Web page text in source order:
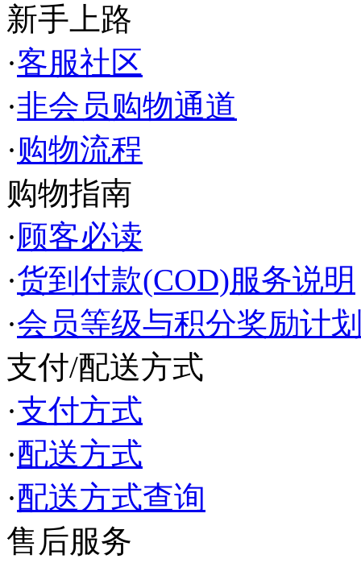
新手上路
·客服社区
·非会员购物通道
·购物流程
购物指南
·顾客必读
·货到付款(COD)服务说明
·会员等级与积分奖励计
支付/配送方式
·支付方式
·配送方式
·配送方式查询
售后服务